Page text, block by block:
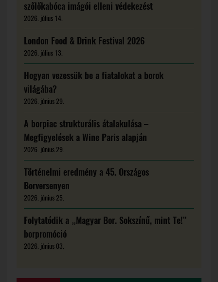
szőlőkabóca imágói elleni védekezést
2026. július 14.
London Food & Drink Festival 2026
2026. július 13.
Hogyan vezessük be a fiatalokat a borok
világába?
2026. június 29.
A borpiac strukturális átalakulása –
Megfigyelések a Wine Paris alapján
2026. június 29.
Történelmi eredmény a 45. Országos
Borversenyen
2026. június 25.
Folytatódik a „Magyar Bor. Sokszínű, mint Te!”
borpromóció
2026. június 03.